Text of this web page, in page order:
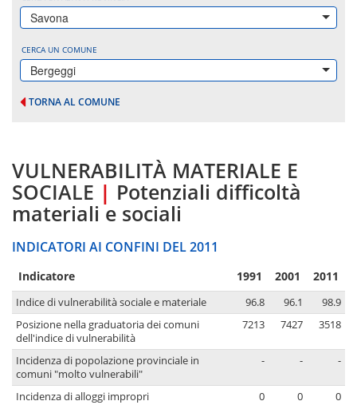
Savona
CERCA UN COMUNE
Bergeggi
TORNA AL COMUNE
VULNERABILITÀ MATERIALE E
SOCIALE | Potenziali difficoltà
materiali e sociali
INDICATORI AI CONFINI DEL 2011
Indicatore 1991 2001 2011
Indice di vulnerabilità sociale e materiale 96.8 96.1
98.9
Posizione nella graduatoria dei comuni
dell'indice di vulnerabilità
7213 7427 3518
Incidenza di popolazione provinciale in
comuni "molto vulnerabili"
- - -
Incidenza di alloggi impropri 0 0
0